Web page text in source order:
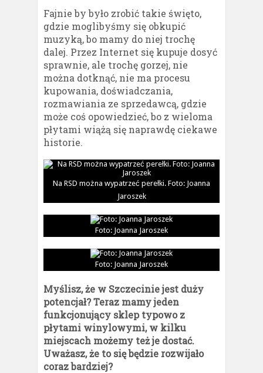
Fajnie by było zrobić takie święto,
gdzie moglibyśmy się obkupić
muzyką, bo mamy do niej trochę
dalej. Przez Internet się kupuje dosyć
sprawnie, ale trochę gorzej, nie
można dotknąć, nie ma procesu
kupowania, doświadczania,
rozmawiania ze sprzedawcą, gdzie
może coś opowiedzieć, bo z wieloma
płytami wiążą się naprawdę ciekawe
historie.
Na RSD można wypatrzeć perełki. Foto: Joanna
Jaroszek
Foto: Joanna Jaroszek
Foto: Joanna Jaroszek
Myślisz, że w Szczecinie jest duży
potencjał? Teraz mamy jeden
funkcjonujący sklep typowo z
płytami winylowymi, w kilku
miejscach możemy też je dostać.
Uważasz, że to się będzie rozwijało
coraz bardziej?